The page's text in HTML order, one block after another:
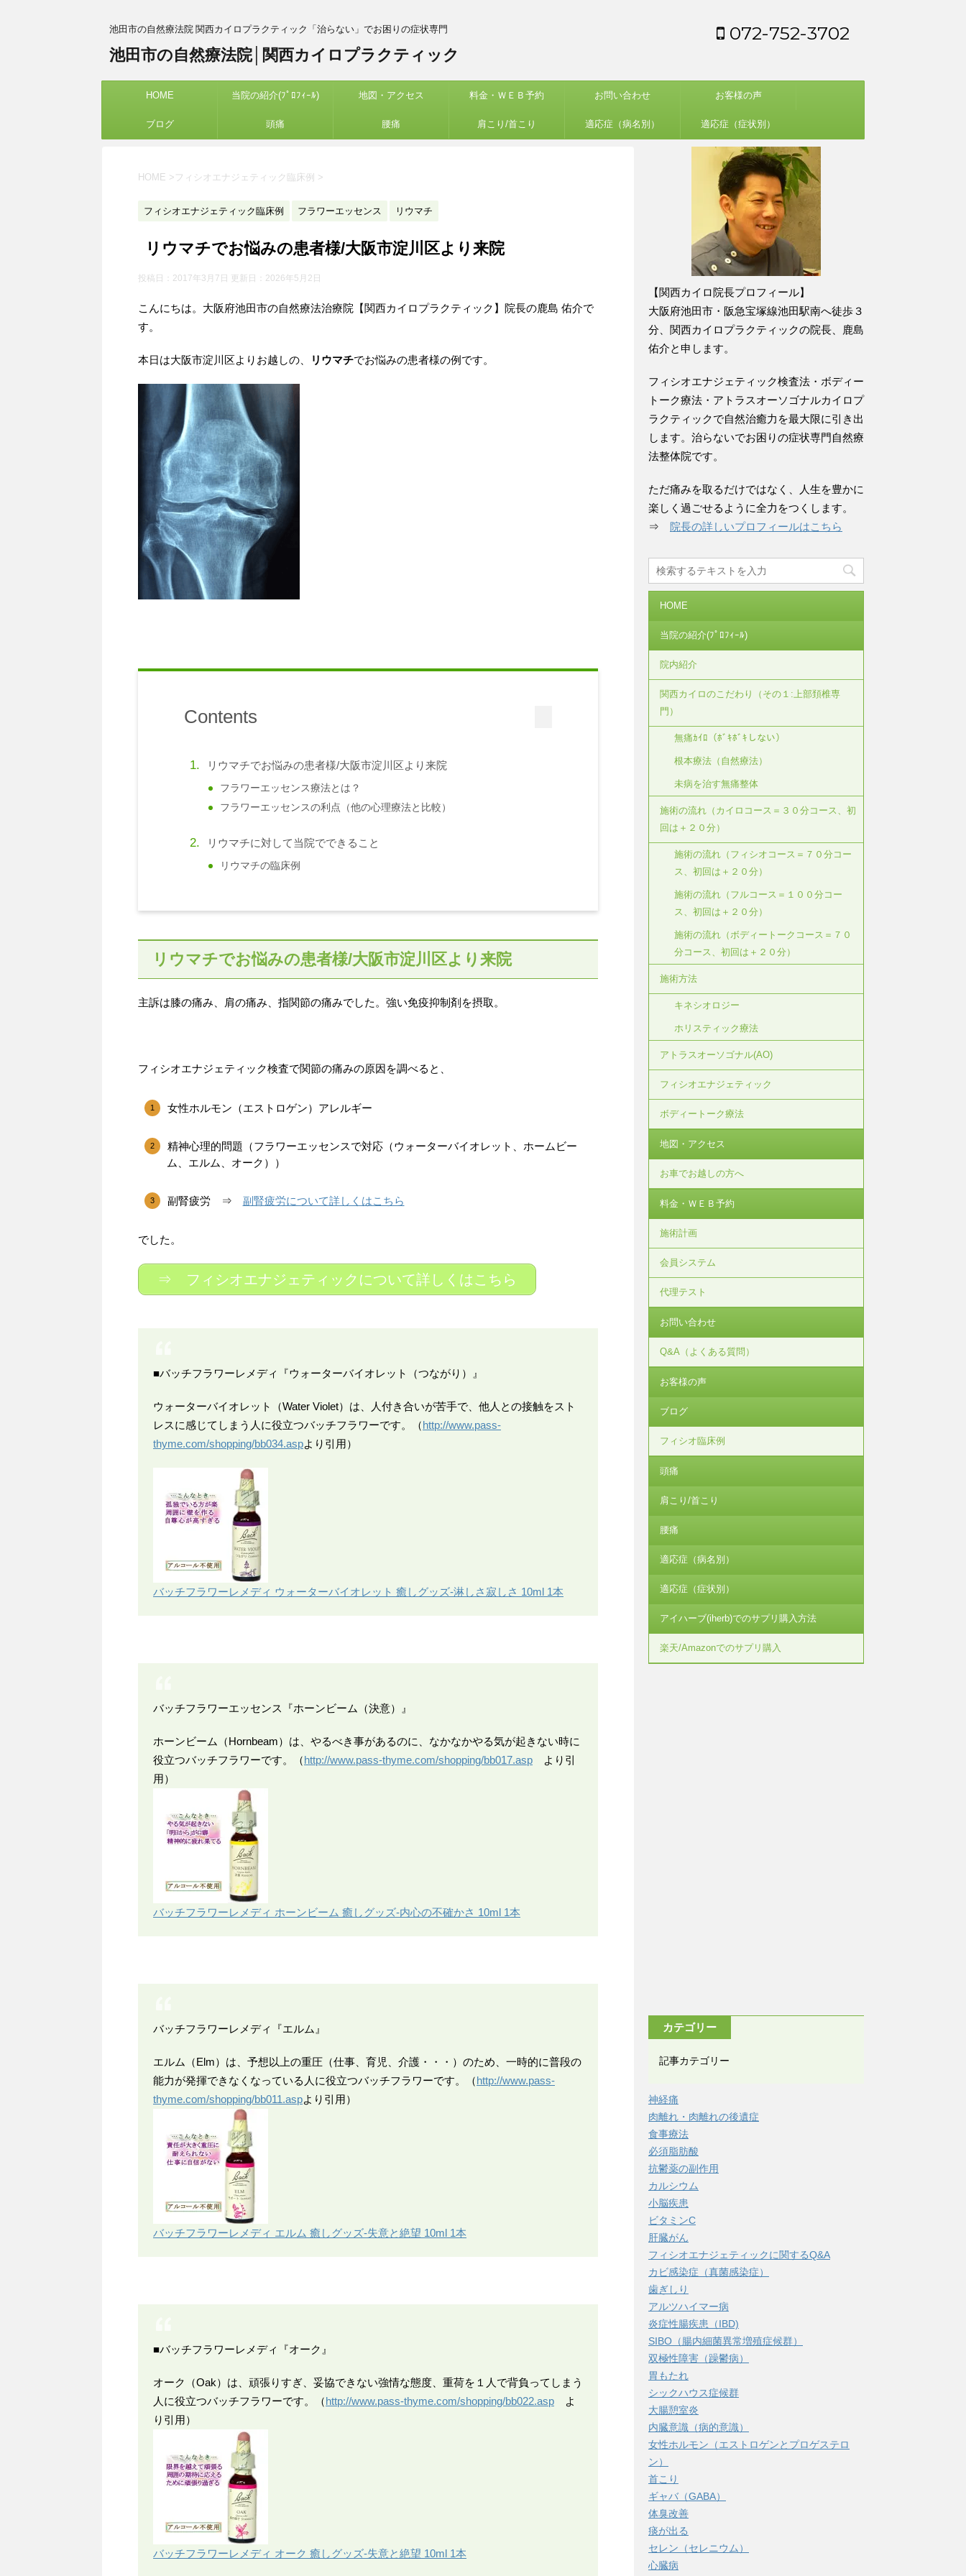
池田市の自然療法院 関西カイロプラクティック「治らない」でお困りの症状専門
池田市の自然療法院│関西カイロプラクティック
072-752-3702
HOME 当院の紹介(ﾌﾟﾛﾌｨｰﾙ) 地図・アクセス 料金・ＷＥＢ予約 お問い合わせ お客様の声
ブログ 頭痛 腰痛 肩こり/首こり 適応症（病名別） 適応症（症状別）
HOME > フィシオエナジェティック臨床例 >
フィシオエナジェティック臨床例 フラワーエッセンス リウマチ
リウマチでお悩みの患者様/大阪市淀川区より来院
投稿日：2017年3月7日 更新日： 2026年5月2日
こんにちは。大阪府池田市の自然療法治療院【関西カイロプラクティック】院長の鹿島 佑介で
す。
本日は大阪市淀川区よりお越しの、 リウマチでお悩みの患者様の例です。
Contents
リウマチでお悩みの患者様/大阪市淀川区より来院
フラワーエッセンス療法とは？
フラワーエッセンスの利点（他の心理療法と比較）
リウマチに対して当院でできること
リウマチの臨床例
リウマチでお悩みの患者様/大阪市淀川区より来院
主訴は膝の痛み、肩の痛み、指関節の痛みでした。強い免疫抑制剤を摂取。
フィシオエナジェティック検査で関節の痛みの原因を調べると、
女性ホルモン（エストロゲン）アレルギー
精神心理的問題（フラワーエッセンスで対応（ウォーターバイオレット、ホームビー
ム、エルム、オーク））
副腎疲労 ⇒ 副腎疲労について詳しくはこちら
でした。
⇒ フィシオエナジェティックについて詳しくはこちら
■バッチフラワーレメディ『ウォーターバイオレット（つながり）』
ウォーターバイオレット（Water Violet）は、人付き合いが苦手で、他人との接触をスト
レスに感じてしまう人に役立つバッチフラワーです。（http://www.pass-
thyme.com/shopping/bb034.aspより引用）
バッチフラワーレメディ ウォーターバイオレット 癒しグッズ-淋しさ寂しさ 10ml 1本
バッチフラワーエッセンス『ホーンビーム（決意）』
ホーンビーム（Hornbeam）は、やるべき事があるのに、なかなかやる気が起きない時に
役立つバッチフラワーです。（http://www.pass-thyme.com/shopping/bb017.asp より引
用）
バッチフラワーレメディ ホーンビーム 癒しグッズ-内心の不確かさ 10ml 1本
バッチフラワーレメディ『エルム』
エルム（Elm）は、予想以上の重圧（仕事、育児、介護・・・）のため、一時的に普段の
能力が発揮できなくなっている人に役立つバッチフラワーです。（http://www.pass-
thyme.com/shopping/bb011.aspより引用）
バッチフラワーレメディ エルム 癒しグッズ-失意と絶望 10ml 1本
■バッチフラワーレメディ『オーク』
オーク（Oak）は、頑張りすぎ、妥協できない強情な態度、重荷を１人で背負ってしまう
人に役立つバッチフラワーです。（http://www.pass-thyme.com/shopping/bb022.asp よ
り引用）
バッチフラワーレメディ オーク 癒しグッズ-失意と絶望 10ml 1本
【関西カイロ院長プロフィール】
大阪府池田市・阪急宝塚線池田駅南へ徒歩３
分、関西カイロプラクティックの院長、鹿島
佑介と申します。
フィシオエナジェティック検査法・ボディー
トーク療法・アトラスオーソゴナルカイロプ
ラクティックで自然治癒力を最大限に引き出
します。治らないでお困りの症状専門自然療
法整体院です。
ただ痛みを取るだけではなく、人生を豊かに
楽しく過ごせるように全力をつくします。
⇒ 院長の詳しいプロフィールはこちら
HOME
当院の紹介(ﾌﾟﾛﾌｨｰﾙ)
院内紹介
関西カイロのこだわり（その１:上部頚椎専
門）
無痛ｶｲﾛ（ﾎﾞｷﾎﾞｷしない）
根本療法（自然療法）
未病を治す無痛整体
施術の流れ（カイロコース＝３０分コース、初
回は＋２０分）
施術の流れ（フィシオコース＝７０分コー
ス、初回は＋２０分）
施術の流れ（フルコース＝１００分コー
ス、初回は＋２０分）
施術の流れ（ボディートークコース＝７０
分コース、初回は＋２０分）
施術方法
キネシオロジー
ホリスティック療法
アトラスオーソゴナル(AO)
フィシオエナジェティック
ボディートーク療法
地図・アクセス
お車でお越しの方へ
料金・ＷＥＢ予約
施術計画
会員システム
代理テスト
お問い合わせ
Q&A（よくある質問）
お客様の声
ブログ
フィシオ臨床例
頭痛
肩こり/首こり
腰痛
適応症（病名別）
適応症（症状別）
アイハーブ(iherb)でのサプリ購入方法
楽天/Amazonでのサプリ購入
カテゴリー
記事カテゴリー
神経痛
肉離れ・肉離れの後遺症
食事療法
必須脂肪酸
抗鬱薬の副作用
カルシウム
小脳疾患
ビタミンC
肝臓がん
フィシオエナジェティックに関するQ&A
カビ感染症（真菌感染症）
歯ぎしり
アルツハイマー病
炎症性腸疾患（IBD)
SIBO（腸内細菌異常増殖症候群）
双極性障害（躁鬱病）
胃もたれ
シックハウス症候群
大腸憩室炎
内臓意識（病的意識）
女性ホルモン（エストロゲンとプロゲステロ
ン）
首こり
ギャバ（GABA）
体臭改善
痰が出る
セレン（セレニウム）
心臓病